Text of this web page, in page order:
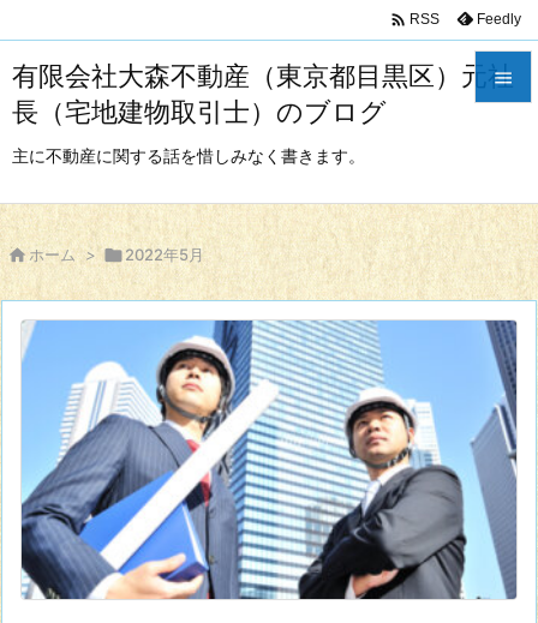
有限会社大森不動産（東京都目黒区）元社
長（宅地建物取引士）のブログ
主に不動産に関する話を惜しみなく書きます。

サイド

前へ

次へ

検索
 RSS Feedly
 ホーム > 2022年5月